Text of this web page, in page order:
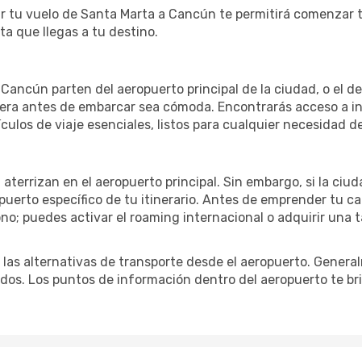
tu vuelo de Santa Marta a Cancún te permitirá
que llegas a tu destino.
parten del aeropuerto principal de la ciudad, o el
antes de embarcar sea cómoda. Encontrarás acceso a
de viaje esenciales, listos para cualquier necesidad
en el aeropuerto principal. Sin embargo, si la
específico de tu itinerario. Antes de emprender tu
puedes activar el roaming internacional o adquirir una
alternativas de transporte desde el aeropuerto.
Los puntos de información dentro del aeropuerto te